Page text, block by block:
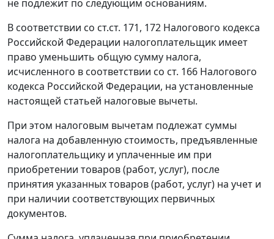
не подлежит по следующим основаниям.
В соответствии со ст.ст. 171, 172 Налогового кодекса
Российской Федерации налогоплательщик имеет
право уменьшить общую сумму налога,
исчисленного в соответствии со ст. 166 Налогового
кодекса Российской Федерации, на установленные
настоящей статьей налоговые вычеты.
При этом налоговым вычетам подлежат суммы
налога на добавленную стоимость, предъявленные
налогоплательщику и уплаченные им при
приобретении товаров (работ, услуг), после
принятия указанных товаров (работ, услуг) на учет и
при наличии соответствующих первичных
документов.